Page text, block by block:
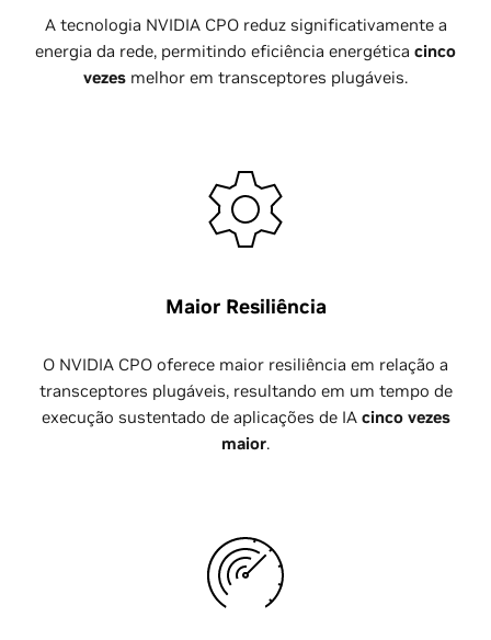
A tecnologia NVIDIA CPO reduz significativamente a
energia da rede, permitindo eficiência energética cinco
vezes melhor em transceptores plugáveis.
Maior Resiliência
O NVIDIA CPO oferece maior resiliência em relação a
transceptores plugáveis, resultando em um tempo de
execução sustentado de aplicações de IA cinco vezes
maior.